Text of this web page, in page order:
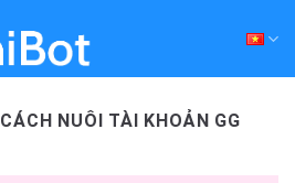
CÁCH NUÔI TÀI KHOẢN GG